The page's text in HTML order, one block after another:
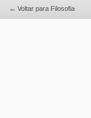
← Voltar para Filosofia